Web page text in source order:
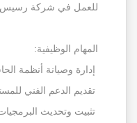
للعمل في شركة رسيس
المهام الوظيفية:
إدارة وصيانة أنظمة
تقديم الدعم الفني
تثبيت وتحديث